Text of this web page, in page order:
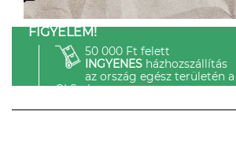
FIGYELEM!
50 000 Ft felett
INGYENESházhozszállítás
az ország egész területén a
GLS-el.